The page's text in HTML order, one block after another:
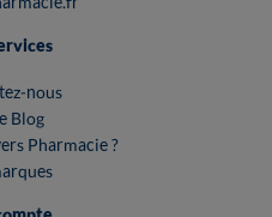
nous
Blog
Pharmacie ?